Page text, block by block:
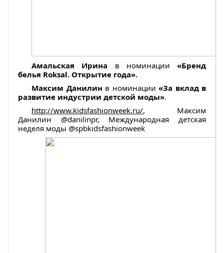
Амальская Ирина в номинации «Бренд
белья Roksal. Открытие года».
Максим Данилин в номинации «За вклад в
развитие индустрии детской моды».
http://www.kidsfashionweek.ru/, Максим
Данилин @danilinpr, Международная детская
неделя моды @spbkidsfashionweek